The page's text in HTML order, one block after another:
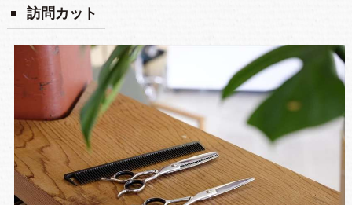
訪問カット